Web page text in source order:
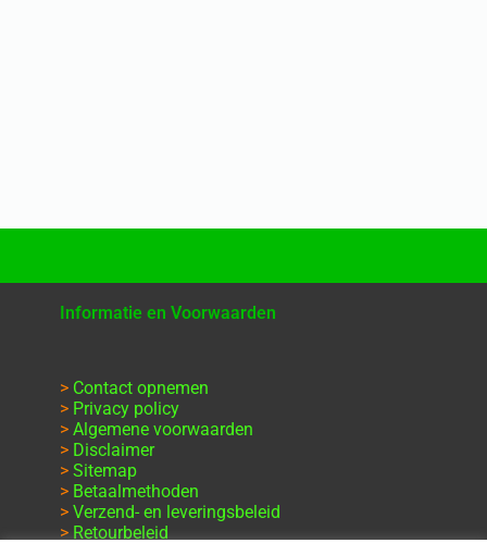
Informatie en Voorwaarden
> Contact opnemen
> Privacy policy
> Algemene voorwaarden
> Disclaimer
> Sitemap
> Betaalmethoden
> Verzend- en leveringsbeleid
> Retourbeleid